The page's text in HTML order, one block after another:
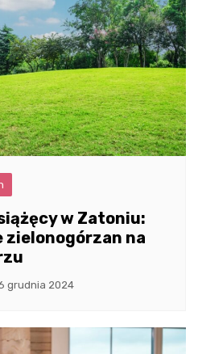
w Zatoniu:
zielonogórzan na
grudnia 2024